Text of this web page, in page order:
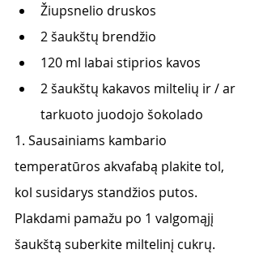
Žiupsnelio druskos
2 šaukštų brendžio
120 ml labai stiprios kavos
2 šaukštų kakavos miltelių ir / ar
tarkuoto juodojo šokolado
1. Sausainiams kambario
temperatūros akvafabą plakite tol,
kol susidarys standžios putos.
Plakdami pamažu po 1 valgomąjį
šaukštą suberkite miltelinį cukrų.